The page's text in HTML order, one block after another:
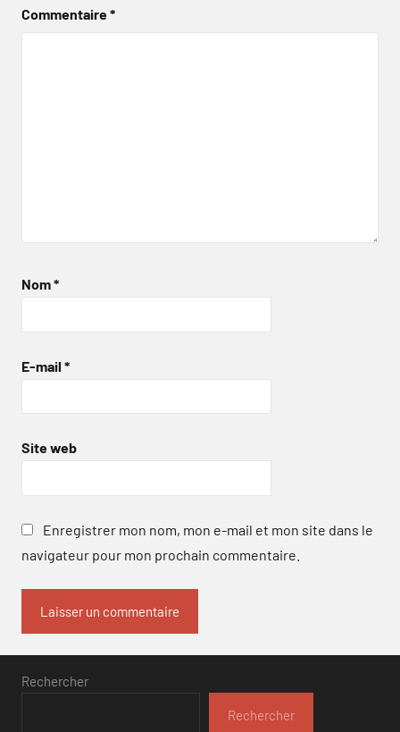
Commentaire*
Nom*
E-mail *
Site web
Enregistrer mon nom, mon e-mail et mon site dans le
navigateur pour mon prochain commentaire.
Rechercher
Rechercher